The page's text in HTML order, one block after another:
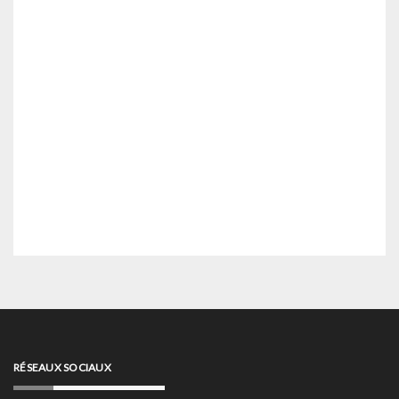
RÉSEAUX SOCIAUX